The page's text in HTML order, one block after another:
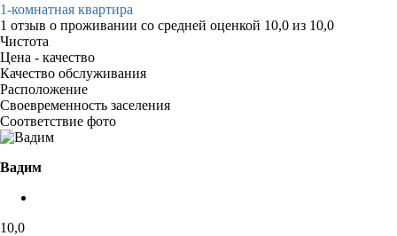
1-комнатная квартира
1 отзыв о проживании со средней оценкой 10,0 из 10,0
Чистота
Цена - качество
Качество обслуживания
Расположение
Своевременность заселения
Соответствие фото
Вадим
10,0